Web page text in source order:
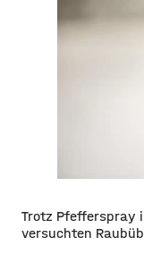
Trotz Pfefferspray
versuchten